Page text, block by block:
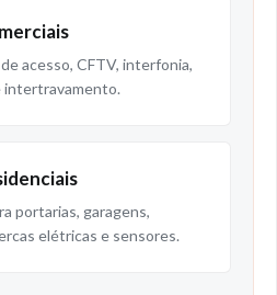
acesso, CFTV, interfonia,
intertravamento.
portarias, garagens,
elétricas e sensores.